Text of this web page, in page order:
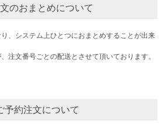
のおまとめについて
、システム上ひとつにおまとめすることが出来
注文番号ごとの配送とさせて頂いております。
予約注文について